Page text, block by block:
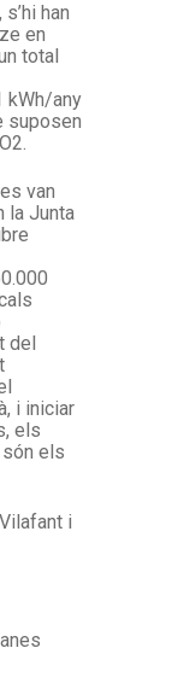
han
en
total
kWh/any
suposen
van
la Junta
del
i iniciar
els
els
i